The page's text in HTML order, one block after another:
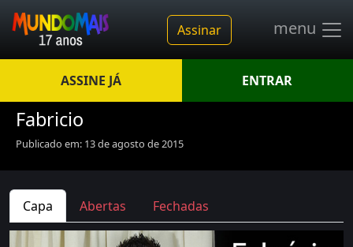
Assinar menu
ASSINE JÁ ENTRAR
Fabricio
Publicado em: 13 de agosto de 2015
Capa Abertas Fechadas